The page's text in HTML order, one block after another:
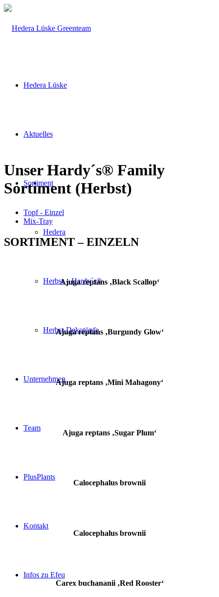
Hedera Lüske
Aktuelles
Sortiment
Hedera
Herbst – Hardy´s®
Herbst-Dekotöpfe
Unternehmen
Team
PlusPlants
Kontakt
Infos zu Efeu
Unser Hardy´s® Family
Sortiment (Herbst)
Topf - Einzel
Mix-Tray
SORTIMENT – EINZELN
Ajuga reptans ‚Black Scallop‘
Ajuga reptans ‚Burgundy Glow‘
Ajuga reptans ‚Mini Mahagony‘
Ajuga reptans ‚Sugar Plum‘
Calocephalus brownii
Calocephalus brownii
Carex buchananii ‚Red Rooster‘